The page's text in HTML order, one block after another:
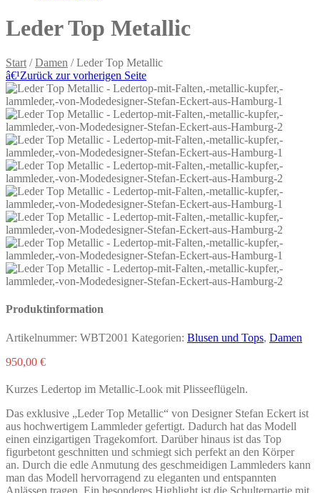
Leder Top Metallic
Start /Damen / Leder Top Metallic
â€¹Zurück zur vorherigen Seite
Produktinformation
Artikelnummer: WBT2001 Kategorien: Blusen und Tops, Damen
950,00 €
Kurzes Ledertop im Metallic-Look mit Plisseeflügeln.
Das exklusive „Leder Top Metallic“ von Designer Stefan Eckert ist
aus hochwertigem Lammleder gefertigt. Dadurch hat das Modell
einen einzigartigen Tragekomfort. Darüber hinaus ist das Top
figurbetont geschnitten und schmiegt sich perfekt an den Körper
an. Durch die edle Anmutung des geschmeidigen Lammleders kann
man das Modell hervorragend zu eleganten und entspannten
Anlässen tragen. Ein besonderes Highlight ist die Schulterpartie mit